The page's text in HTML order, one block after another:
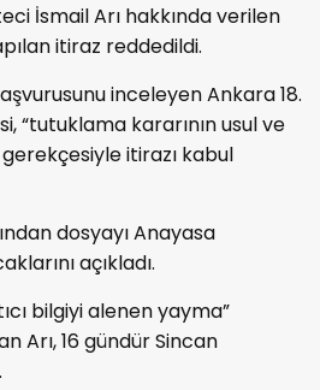
İsmail Arı hakkında verilen
itiraz reddedildi.
inceleyen Ankara 18.
“tutuklama kararının usul ve
itirazı kabul
dosyayı Anayasa
açıkladı.
bilgiyi alenen yayma”
Arı, 16 gündür Sincan